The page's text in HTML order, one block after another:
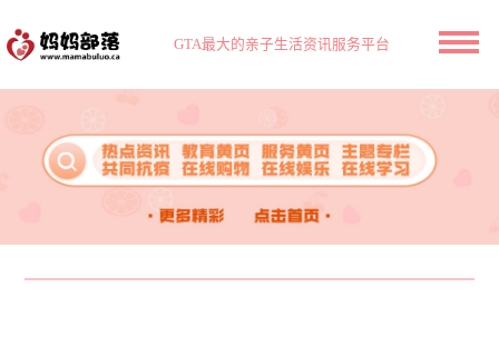
GTA最大的亲子生活资讯服务平台